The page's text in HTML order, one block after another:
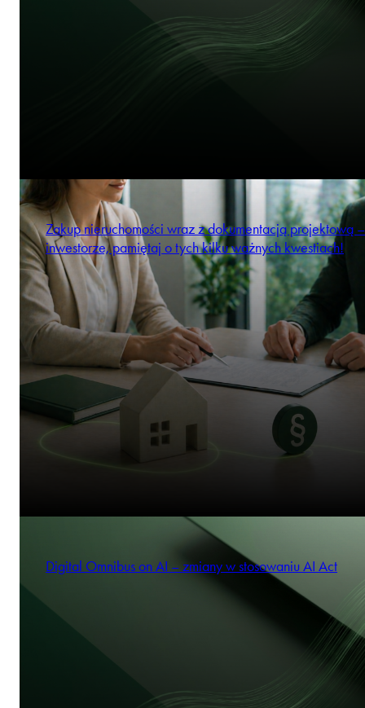
Zakup nieruchomości wraz z dokumentacją projektową –
inwestorze, pamiętaj o tych kilku ważnych kwestiach!
Digital Omnibus on AI – zmiany w stosowaniu AI Act